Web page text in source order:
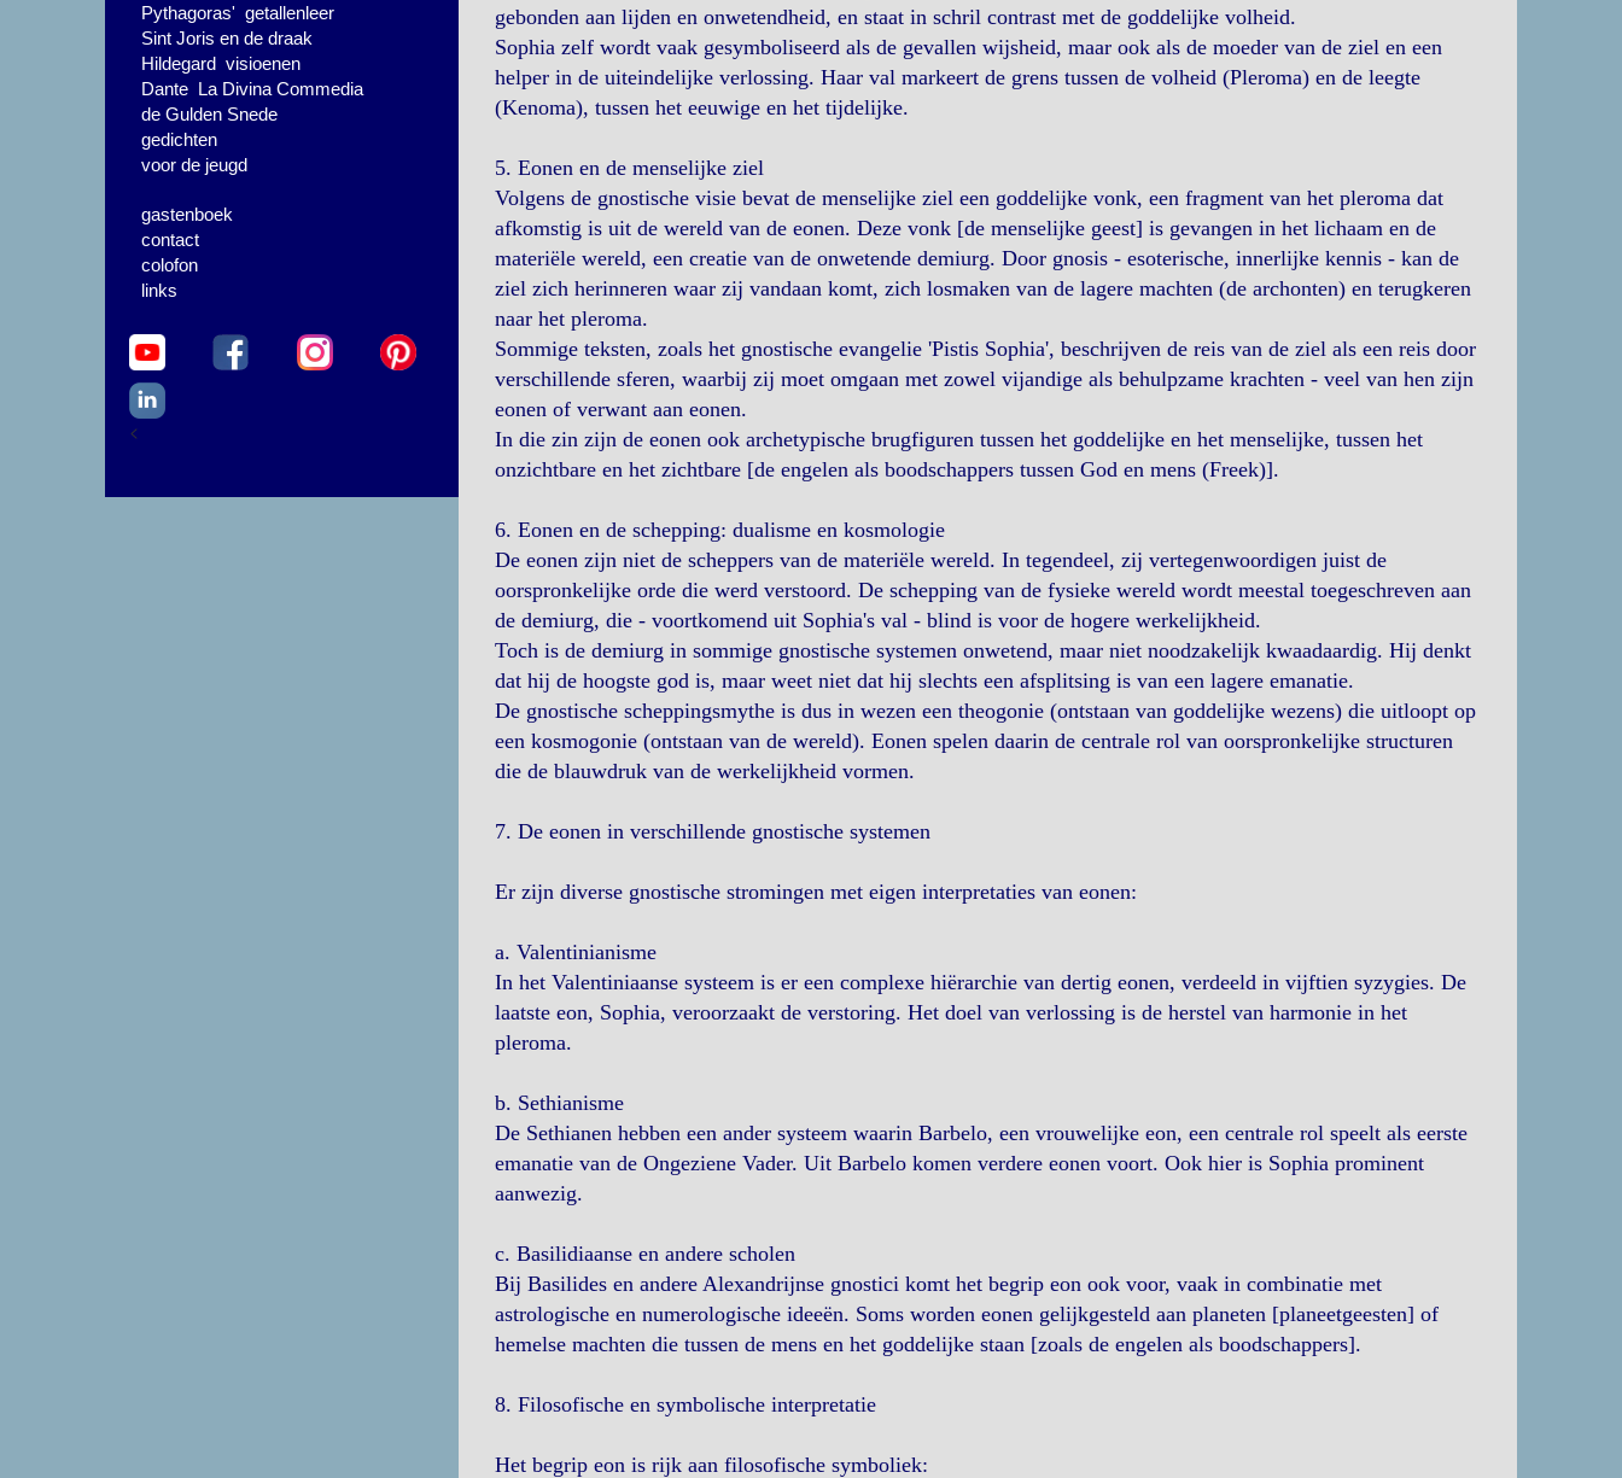
Pythagoras' getallenleer
Sint Joris en de draak
Hildegard visioenen
Dante La Divina Commedia
de Gulden Snede
gedichten
voor de jeugd
gastenboek
contact
colofon
links
<
gebonden aan lijden en onwetendheid, en staat in schril contrast met de goddelijke volheid.
Sophia zelf wordt vaak gesymboliseerd als de gevallen wijsheid, maar ook als de moeder van de ziel en een
helper in de uiteindelijke verlossing. Haar val markeert de grens tussen de volheid (Pleroma) en de leegte
(Kenoma), tussen het eeuwige en het tijdelijke.
5. Eonen en de menselijke ziel
Volgens de gnostische visie bevat de menselijke ziel een goddelijke vonk, een fragment van het pleroma dat
afkomstig is uit de wereld van de eonen. Deze vonk [de menselijke geest] is gevangen in het lichaam en de
materiële wereld, een creatie van de onwetende demiurg. Door gnosis - esoterische, innerlijke kennis - kan de
ziel zich herinneren waar zij vandaan komt, zich losmaken van de lagere machten (de archonten) en terugkeren
naar het pleroma.
Sommige teksten, zoals het gnostische evangelie 'Pistis Sophia', beschrijven de reis van de ziel als een reis door
verschillende sferen, waarbij zij moet omgaan met zowel vijandige als behulpzame krachten - veel van hen zijn
eonen of verwant aan eonen.
In die zin zijn de eonen ook archetypische brugfiguren tussen het goddelijke en het menselijke, tussen het
onzichtbare en het zichtbare [de engelen als boodschappers tussen God en mens (Freek)].
6. Eonen en de schepping: dualisme en kosmologie
De eonen zijn niet de scheppers van de materiële wereld. In tegendeel, zij vertegenwoordigen juist de
oorspronkelijke orde die werd verstoord. De schepping van de fysieke wereld wordt meestal toegeschreven aan
de demiurg, die - voortkomend uit Sophia's val - blind is voor de hogere werkelijkheid.
Toch is de demiurg in sommige gnostische systemen onwetend, maar niet noodzakelijk kwaadaardig. Hij denkt
dat hij de hoogste god is, maar weet niet dat hij slechts een afsplitsing is van een lagere emanatie.
De gnostische scheppingsmythe is dus in wezen een theogonie (ontstaan van goddelijke wezens) die uitloopt op
een kosmogonie (ontstaan van de wereld). Eonen spelen daarin de centrale rol van oorspronkelijke structuren
die de blauwdruk van de werkelijkheid vormen.
7. De eonen in verschillende gnostische systemen
Er zijn diverse gnostische stromingen met eigen interpretaties van eonen:
a. Valentinianisme
In het Valentiniaanse systeem is er een complexe hiërarchie van dertig eonen, verdeeld in vijftien syzygies. De
laatste eon, Sophia, veroorzaakt de verstoring. Het doel van verlossing is de herstel van harmonie in het
pleroma.
b. Sethianisme
De Sethianen hebben een ander systeem waarin Barbelo, een vrouwelijke eon, een centrale rol speelt als eerste
emanatie van de Ongeziene Vader. Uit Barbelo komen verdere eonen voort. Ook hier is Sophia prominent
aanwezig.
c. Basilidiaanse en andere scholen
Bij Basilides en andere Alexandrijnse gnostici komt het begrip eon ook voor, vaak in combinatie met
astrologische en numerologische ideeën. Soms worden eonen gelijkgesteld aan planeten [planeetgeesten] of
hemelse machten die tussen de mens en het goddelijke staan [zoals de engelen als boodschappers].
8. Filosofische en symbolische interpretatie
Het begrip eon is rijk aan filosofische symboliek: